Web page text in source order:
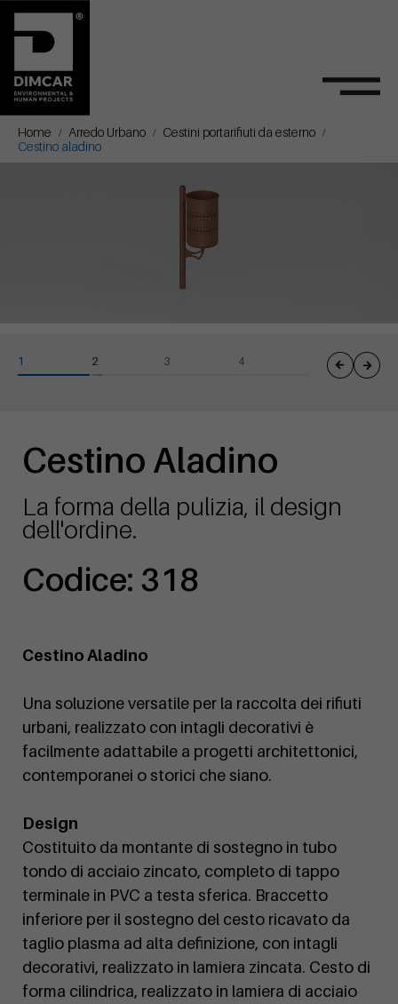
Home Arredo Urbano
Cestini portarifiuti da esterno
Cestino aladino
Cestino Aladino
La forma della pulizia, il design
dell'ordine.
Codice: 318
Cestino Aladino
Una soluzione versatile per la raccolta dei rifiuti
urbani, realizzato con intagli decorativi è
facilmente adattabile a progetti architettonici,
contemporanei o storici che siano.
Design
Costituito da montante di sostegno in tubo
tondo di acciaio zincato, completo di tappo
terminale in PVC a testa sferica. Braccetto
inferiore per il sostegno del cesto ricavato da
taglio plasma ad alta definizione, con intagli
decorativi, realizzato in lamiera zincata. Cesto di
forma cilindrica, realizzato in lamiera di acciaio